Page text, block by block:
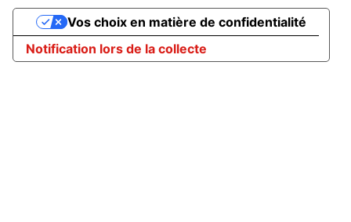
Notification lors de la collecte
Vos choix en matière de confidentialité